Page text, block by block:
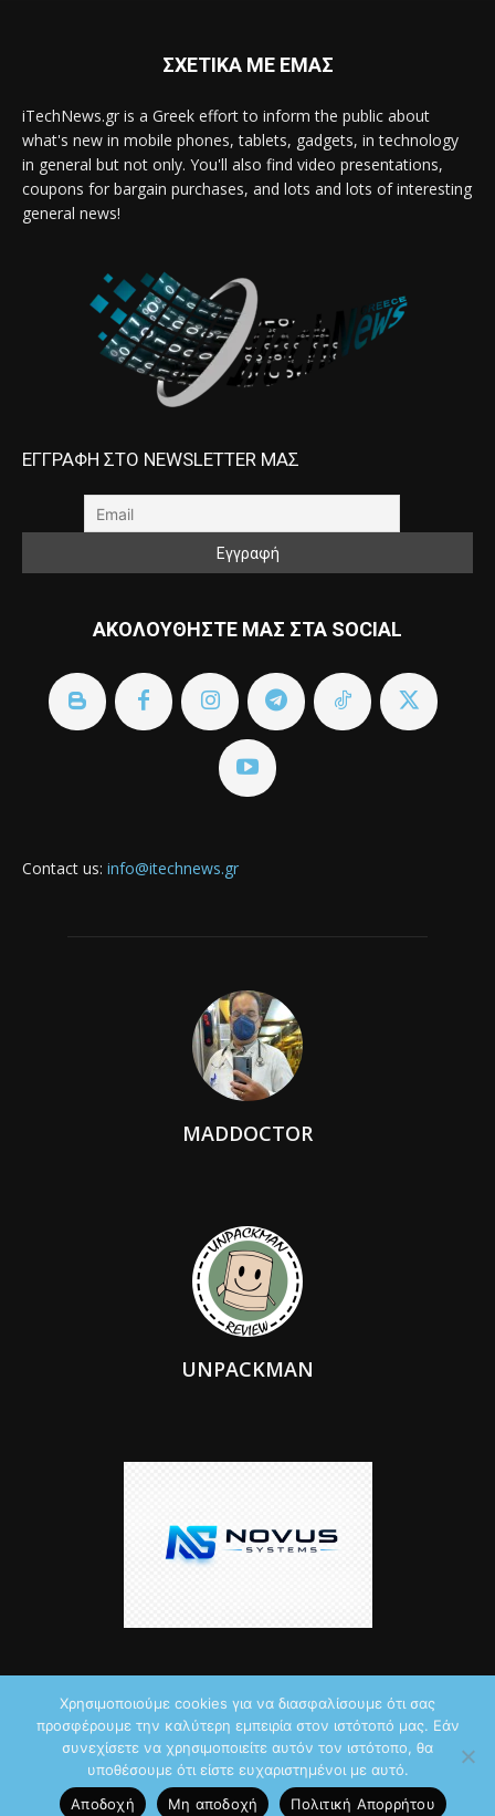
ΣΧΕΤΙΚΑ ΜΕ ΕΜΑΣ
iTechNews.gr is a Greek effort to inform the public about
what's new in mobile phones, tablets, gadgets, in technology
in general but not only. You'll also find video presentations,
coupons for bargain purchases, and lots and lots of interesting
general news!
ΕΓΓΡΑΦΗ ΣΤΟ NEWSLETTER ΜΑΣ
ΑΚΟΛΟΥΘΗΣΤΕ ΜΑΣ ΣΤΑ SOCIAL
Contact us: info@itechnews.gr
MADDOCTOR
UNPACKMAN
© 2026 by iTechNews.gr
Maddoctor dreamed it, Unpackman made it reality,Novus Systems
created it.
Χρησιμοποιούμε cookies για να διασφαλίσουμε ότι σας
προσφέρουμε την καλύτερη εμπειρία στον ιστότοπό μας. Εάν
συνεχίσετε να χρησιμοποιείτε αυτόν τον ιστότοπο, θα
υποθέσουμε ότι είστε ευχαριστημένοι με αυτό.
Αποδοχή
Μη αποδοχή Πολιτική Aπορρήτου